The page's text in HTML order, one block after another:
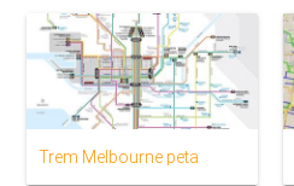
Trem Melbourne peta